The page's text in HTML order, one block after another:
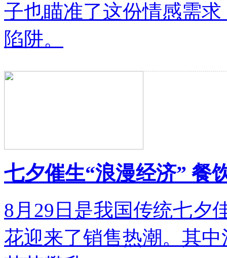
子也瞄准了这份情感需
陷阱。
七夕催生“浪漫经济” 餐
8月29日是我国传统七夕
花迎来了销售热潮。其